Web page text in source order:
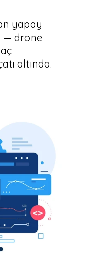
yapay
— drone
altında.